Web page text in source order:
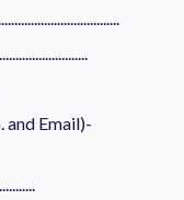
and Email)-